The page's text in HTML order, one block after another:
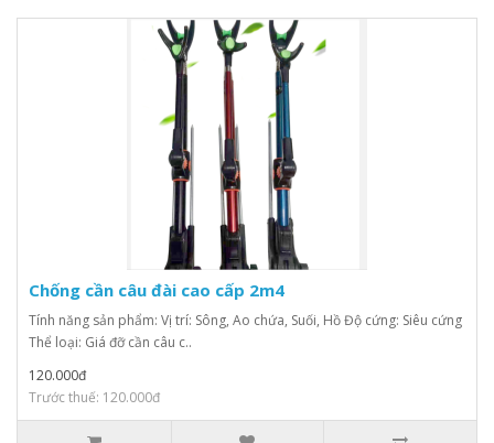
Chống cần câu đài cao cấp 2m4
Tính năng sản phẩm: Vị trí: Sông, Ao chứa, Suối, Hồ Độ cứng: Siêu cứng
Thể loại: Giá đỡ cần câu c..
120.000đ
Trước thuế: 120.000đ